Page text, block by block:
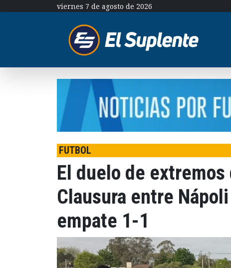
viernes 7 de agosto de 2026
FUTBOL
El duelo de extremos
Clausura entre
empate 1-1